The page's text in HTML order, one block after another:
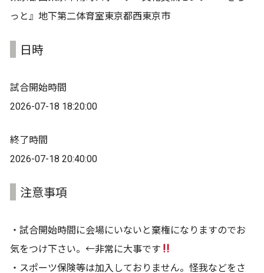
っと』地下第二体育室東京都西東京市
日時
試合開始時間
2026-07-18 18:20:00
終了時間
2026-07-18 20:40:00
注意事項
・試合開始時間に会場にいないと棄権になりますのでお
気をつけ下さい。←非常に大事です
・スポーツ保険等は加入しておりません。怪我などをさ